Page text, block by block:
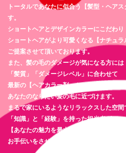
トータルであなたに似合う【髪型・ヘア
す。
ショートヘアとデザインカラーにこだわり
ショートヘアがより可愛くなる【ナチュ
ご提案させて頂いております。
また、髪の毛のダメージが気になる方には
「髪質」「ダメージレベル」に合わせて
最新の【ヘアカラー剤・トリートメント剤
あなたのなりたい髪の毛に近づけます。
まるで家にいるようなリラックスした空間
「知識」と「経験」を持った担当者が
【あなたの魅力を最大限に引き出す】
お手伝いをさせて頂きます。